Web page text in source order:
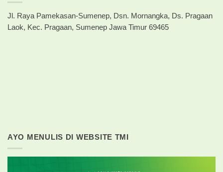
Jl. Raya Pamekasan-Sumenep, Dsn. Mornangka, Ds. Pragaan
Laok, Kec. Pragaan, Sumenep Jawa Timur 69465
AYO MENULIS DI WEBSITE TMI